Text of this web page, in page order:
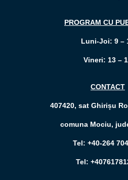
PROGRAM CU
Luni-Joi: 9 –
Vineri: 13 –
CONTACT
407420, sat Ghirișu
comuna Mociu,
Tel: +40-264
Tel: